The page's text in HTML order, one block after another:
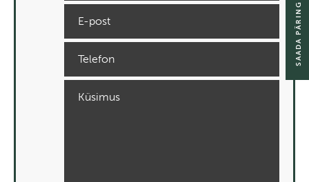
SAADA PÄRING